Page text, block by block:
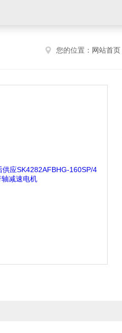
您的位置： 网站首页